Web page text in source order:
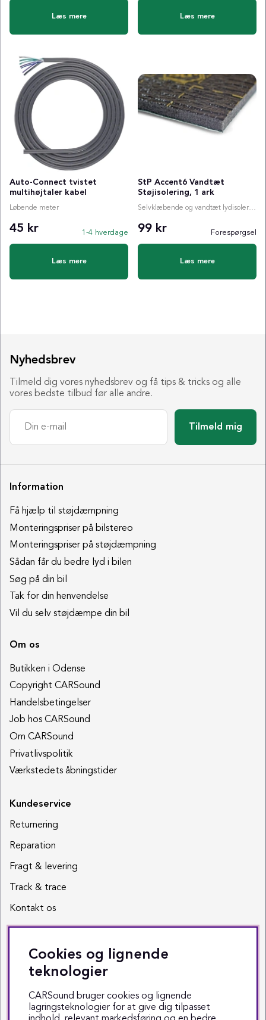
Læs mere Læs mere
Auto-Connect tvistet
multihøjtaler kabel
Løbende meter
45 kr 1-4 hverdage
Læs mere
StP Accent6 Vandtæt
Støjisolering, 1 ark
Selvklæbende og vandtæt lydisolering (37 x 50 cm)
99 kr Forespørgsel
Læs mere
Nyhedsbrev
Tilmeld dig vores nyhedsbrev og få tips & tricks og alle
vores bedste tilbud før alle andre.
Tilmeld mig
Information
Få hjælp til støjdæmpning
Monteringspriser på bilstereo
Monteringspriser på støjdæmpning
Sådan får du bedre lyd i bilen
Søg på din bil
Tak for din henvendelse
Vil du selv støjdæmpe din bil
Om os
Butikken i Odense
Copyright CARSound
Handelsbetingelser
Job hos CARSound
Om CARSound
Privatlivspolitik
Værkstedets åbningstider
Kundeservice
Returnering
Reparation
Fragt & levering
Track & trace
Kontakt os
Sociale medier
Facebook
Instagram
Youtube
Cookies og lignende
teknologier
CARSound bruger cookies og lignende
lagringsteknologier for at give dig tilpasset